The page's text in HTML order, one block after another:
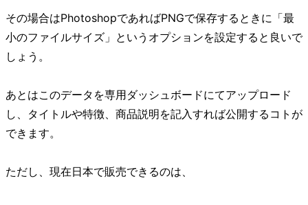
その場合はPhotoshopであればPNGで保存するときに「最
小のファイルサイズ」というオプションを設定すると良いで
しょう。
あとはこのデータを専用ダッシュボードにてアップロード
し、タイトルや特徴、商品説明を記入すれば公開するコトが
できます。
ただし、現在日本で販売できるのは、